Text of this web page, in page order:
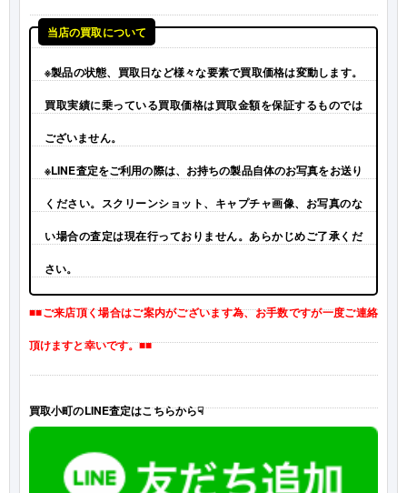
当店の買取について
※製品の状態、買取日など様々な要素で買取価格は変動します。
買取実績に乗っている買取価格は買取金額を保証するものでは
ございません。
※LINE査定をご利用の際は、お持ちの製品自体のお写真をお送り
ください。スクリーンショット、キャプチャ画像、お写真のな
い場合の査定は現在行っておりません。あらかじめご了承くだ
さい。
■■ご来店頂く場合はご案内がございます為、お手数ですが一度ご連絡
頂けますと幸いです。■■
買取小町のLINE査定はこちらから☟